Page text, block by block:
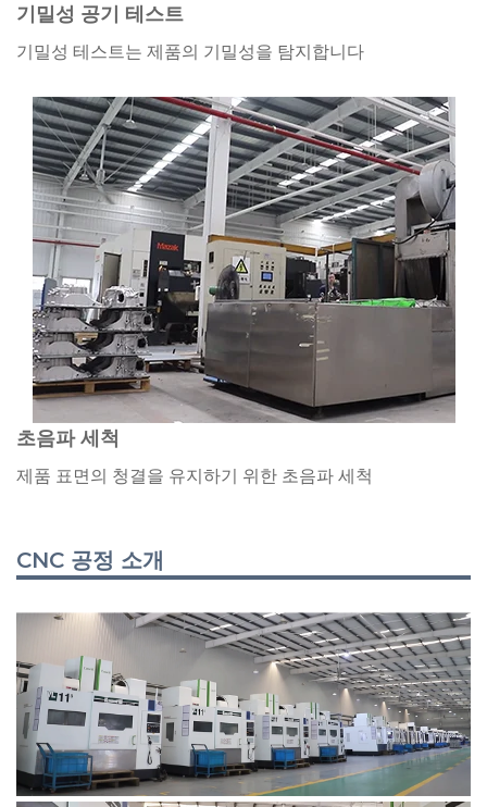
기밀성 공기 테스트
기밀성 테스트는 제품의 기밀성을 탐지합니다
초음파 세척
제품 표면의 청결을 유지하기 위한 초음파 세척
CNC 공정 소개